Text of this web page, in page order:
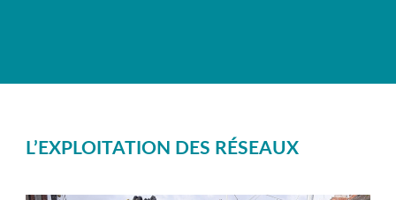
L’EXPLOITATION DES RÉSEAUX